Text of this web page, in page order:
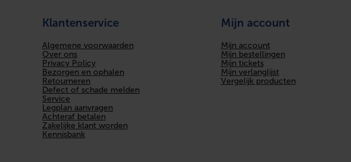
Klantenservice
Algemene voorwaarden
Over ons
Privacy Policy
Bezorgen en ophalen
Retourneren
Defect of schade melden
Service
Legplan aanvragen
Achteraf betalen
Zakelijke klant worden
Kennisbank
Mijn account
Mijn account
Mijn bestellingen
Mijn tickets
Mijn verlanglijst
Vergelijk producten